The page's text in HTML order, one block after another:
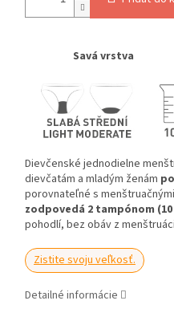
Savá vrstva
Dievčenské jednodielne
dievčatám a mladým ženám
porovnateľné s
zodpovedá 2 tampónom
pohodlí, bez obáv z
Zistite svoju veľkosť.
Detailné informácie